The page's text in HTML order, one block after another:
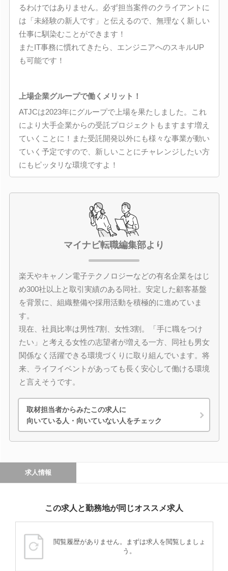
るわけではありません。必ず担当案件のクライアントに
は「未経験の新人です」と伝えるので、無理なく新しい
仕事に馴染むことができます！
またIT事務に慣れてきたら、エンジニアへのスキルUP
も可能です！
上場企業グループで働くメリット！
ATJCは2023年にグループで上場を果たしました。これ
により大手企業からの受託プロジェクトもますます増え
ていくことに！また受託開発以外にも様々な事業が動い
ていく予定ですので、新しいことにチャレンジしたい方
にもピッタリな環境ですよ！
マイナビ転職編集部より
楽天やキャノン電子テクノロジーなどの有名企業をはじ
め300社以上と取引実績のある同社。安定した顧客基盤
を背景に、組織整備や採用活動を積極的に進めていま
す。
現在、社員比率は男性7割、女性3割。「手に職をつけ
たい」と考える女性の志望者が増える一方、同社も男女
関係なく活躍できる環境づくりに取り組んでいます。将
来、ライフイベントがあっても長く安心して働ける環境
と言えそうです。
取材担当者からみたこの求人に
向いている人・向いていない人をチェック
求人情報
この求人と勤務地が同じオススメ求人
閲覧履歴がありません。まずは求人を閲覧しましょ
う。